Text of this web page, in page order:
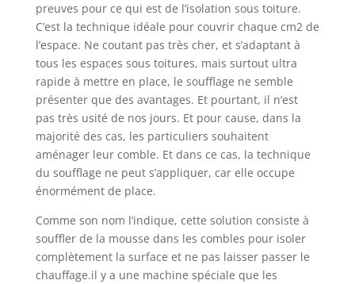
preuves pour ce qui est de l’isolation sous toiture.
C’est la technique idéale pour couvrir chaque cm2 de
l’espace. Ne coutant pas très cher, et s’adaptant à
tous les espaces sous toitures, mais surtout ultra
rapide à mettre en place, le soufflage ne semble
présenter que des avantages. Et pourtant, il n’est
pas très usité de nos jours. Et pour cause, dans la
majorité des cas, les particuliers souhaitent
aménager leur comble. Et dans ce cas, la technique
du soufflage ne peut s’appliquer, car elle occupe
énormément de place.
Comme son nom l’indique, cette solution consiste à
souffler de la mousse dans les combles pour isoler
complètement la surface et ne pas laisser passer le
chauffage.il y a une machine spéciale que les